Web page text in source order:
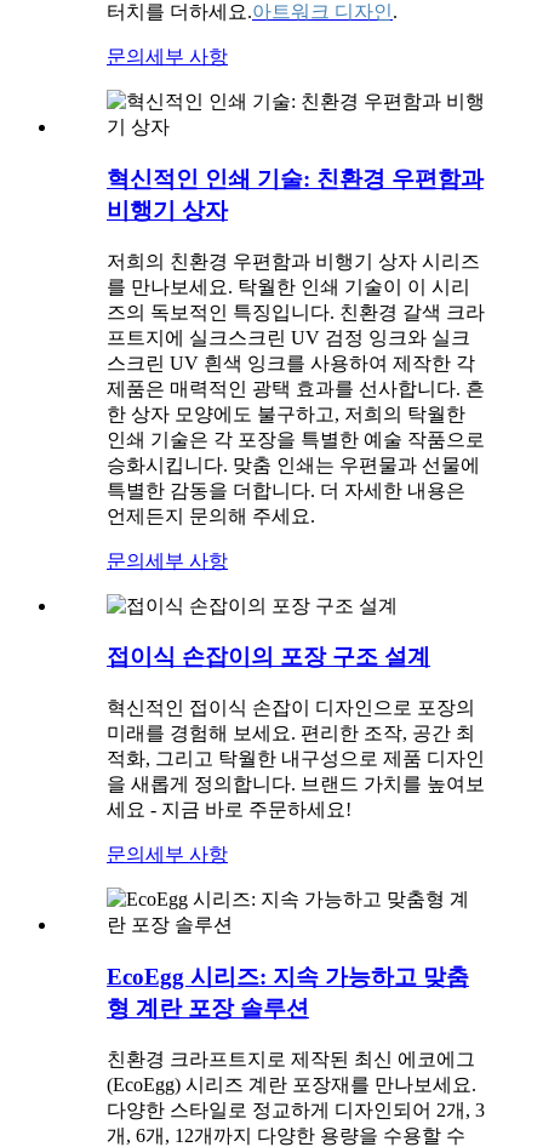
터치를 더하세요.아트워크 디자인 .
문의 세부 사항
혁신적인 인쇄 기술: 친환경 우편함과
비행기 상자
저희의 친환경 우편함과 비행기 상자 시리즈
를 만나보세요. 탁월한 인쇄 기술이 이 시리
즈의 독보적인 특징입니다. 친환경 갈색 크라
프트지에 실크스크린 UV 검정 잉크와 실크
스크린 UV 흰색 잉크를 사용하여 제작한 각
제품은 매력적인 광택 효과를 선사합니다. 흔
한 상자 모양에도 불구하고, 저희의 탁월한
인쇄 기술은 각 포장을 특별한 예술 작품으로
승화시킵니다. 맞춤 인쇄는 우편물과 선물에
특별한 감동을 더합니다. 더 자세한 내용은
언제든지 문의해 주세요.
문의 세부 사항
접이식 손잡이의 포장 구조 설계
혁신적인 접이식 손잡이 디자인으로 포장의
미래를 경험해 보세요. 편리한 조작, 공간 최
적화, 그리고 탁월한 내구성으로 제품 디자인
을 새롭게 정의합니다. 브랜드 가치를 높여보
세요 - 지금 바로 주문하세요!
문의 세부 사항
EcoEgg 시리즈: 지속 가능하고 맞춤
형 계란 포장 솔루션
친환경 크라프트지로 제작된 최신 에코에그
(EcoEgg) 시리즈 계란 포장재를 만나보세요.
다양한 스타일로 정교하게 디자인되어 2개, 3
개, 6개, 12개까지 다양한 용량을 수용할 수